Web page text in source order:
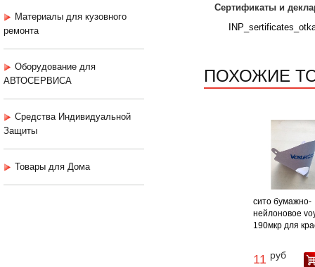
Материалы для кузовного
ремонта
Оборудование для
АВТОСЕРВИСА
Средства Индивидуальной
Защиты
Товары для Дома
Сертификаты и
ПОХОЖИЕ
сито бумажно-
нейлоновое
190мкр для
11 руб